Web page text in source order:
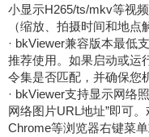
小显示H265/ts/mkv等视
（缩放、拍摄时间和地点
· bkViewer兼容版本最低
推荐使用。如果启动或运
令集是否匹配，并确保您
· bkViewer支持显示网络
网络图片URL地址”即可
Chrome等浏览器右键菜